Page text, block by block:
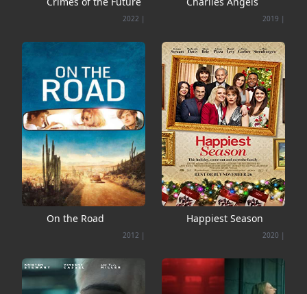
|
2019
|
2022
Happiest Season
|
2020
On the Road
|
2012